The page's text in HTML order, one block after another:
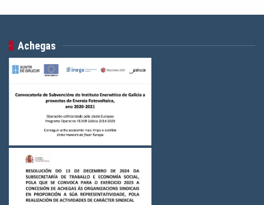
Achegas